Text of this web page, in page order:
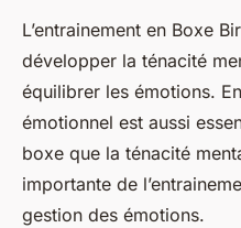
L’entrainement en Boxe
développer la ténacité
équilibrer les émotions.
émotionnel est aussi
boxe que la ténacité
importante de
gestion des émotions.